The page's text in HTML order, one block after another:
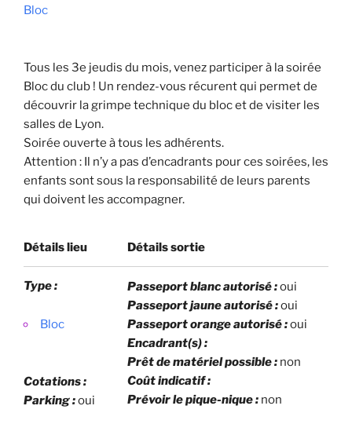
Bloc
Tous les 3e jeudis du mois, venez participer à la soirée
Bloc du club ! Un rendez-vous récurent qui permet de
découvrir la grimpe technique du bloc et de visiter les
salles de Lyon.
Soirée ouverte à tous les adhérents.
Attention : Il n’y a pas d’encadrants pour ces soirées, les
enfants sont sous la responsabilité de leurs parents
qui doivent les accompagner.
Détails lieu Détails sortie
Type :
Bloc
Cotations :
Parking :oui
Passeport blanc autorisé :oui
Passeport jaune autorisé :oui
Passeport orange autorisé :oui
Encadrant(s) :
Prêt de matériel possible : non
Coût indicatif :
Prévoir le pique-nique : non